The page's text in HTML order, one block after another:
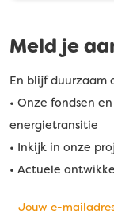
Meld je
En blijf duurzaam
• Onze fondsen
energietransitie
• Inkijk in onze
• Actuele